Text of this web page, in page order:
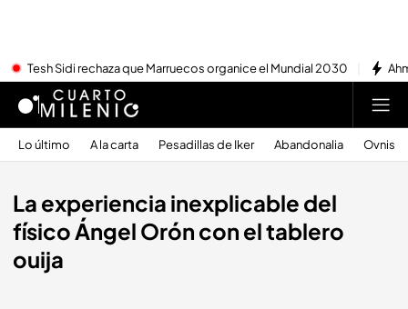
Tesh Sidi rechaza que Marruecos organice el Mundial 2030
Lo último A la carta Pesadillas de Iker Abandonalia Ovnis
La experiencia inexplicable del
físico Ángel Orón con el tablero
ouija